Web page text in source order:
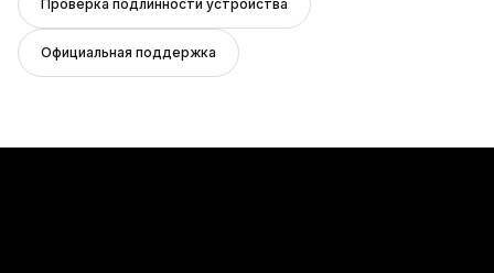
Проверка подлинности устройства
Официальная поддержка